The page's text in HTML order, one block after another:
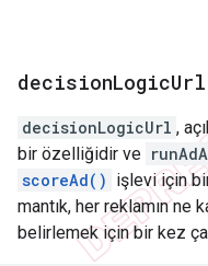
decisionLogicUrl
decisionLogicUrl ,
bir özelliğidir ve
scoreAd() işlevi için
mantık, her reklamın ne
belirlemek için bir kez